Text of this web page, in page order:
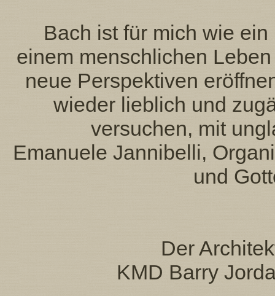
Bach ist für mich wie
einem menschlichen
neue Perspektiven
wieder lieblich und
versuchen, mit
Emanuele Jannibelli,
und
Der
KMD Barry